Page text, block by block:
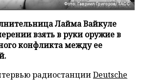
Фото: Гавриил Григоров/ТАСС
Лайма Вайкуле
взять в руки оружие в
конфликта между ее
радиостанцииDeutsche